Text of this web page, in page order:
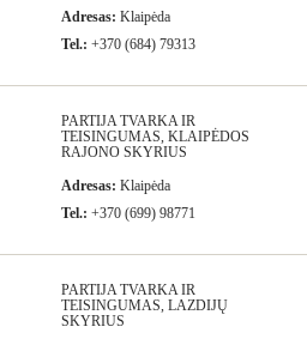
Adresas: Klaipėda
Tel.: +370 (684) 79313
PARTIJA TVARKA IR
TEISINGUMAS, KLAIPĖDOS
RAJONO SKYRIUS
Adresas: Klaipėda
Tel.: +370 (699) 98771
PARTIJA TVARKA IR
TEISINGUMAS, LAZDIJŲ
SKYRIUS